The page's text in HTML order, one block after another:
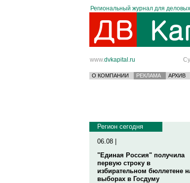
Региональный журнал для
www.dvkapital.ru
О КОМПАНИИ РЕКЛАМА АРХИВ
Регион сегодня
06.08 |
"Единая Россия" получила
первую строку в
избирательном бюллетене
выборах в Госдуму